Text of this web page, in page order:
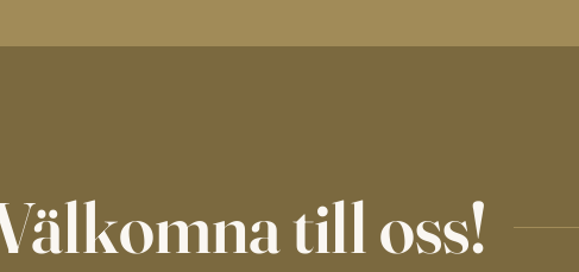
till oss!